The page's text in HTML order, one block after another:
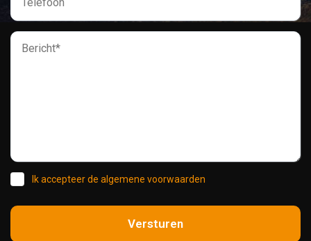
Ik accepteer de algemene voorwaarden
Versturen